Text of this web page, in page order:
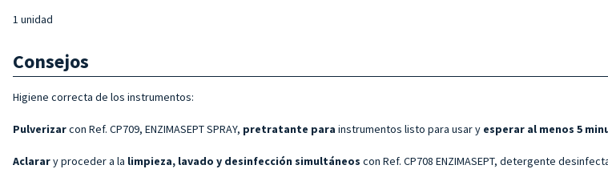
1 unidad
Consejos
Higiene correcta de los instrumentos:
Pulverizarcon Ref. CP709, ENZIMASEPT SPRAY, pretratante para instrumentos listo para usar y esperar al menos 5
Aclarary proceder a la limpieza, lavado y desinfección simultáneos con Ref. CP708 ENZIMASEPT, detergente